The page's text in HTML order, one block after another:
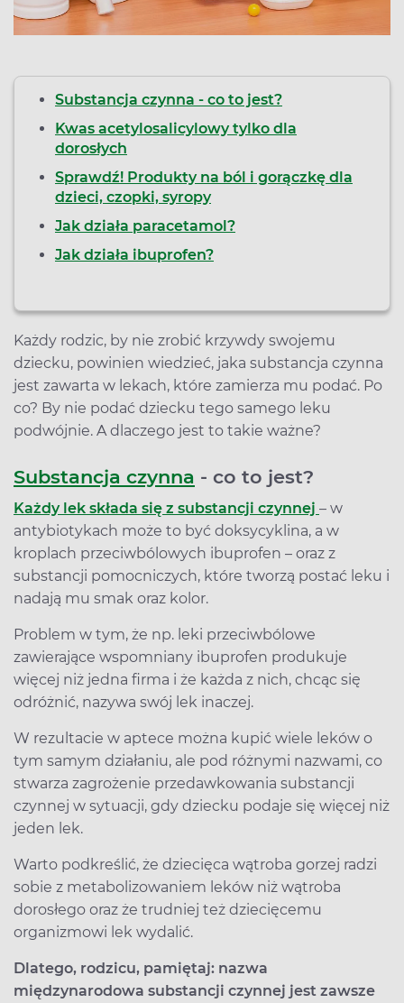
Substancja czynna - co to jest?
Kwas acetylosalicylowy tylko dla
dorosłych
Sprawdź! Produkty na ból i gorączkę dla
dzieci, czopki, syropy
Jak działa paracetamol?
Jak działa ibuprofen?
Każdy rodzic, by nie zrobić krzywdy swojemu
dziecku, powinien wiedzieć, jaka substancja czynna
jest zawarta w lekach, które zamierza mu podać. Po
co? By nie podać dziecku tego samego leku
podwójnie. A dlaczego jest to takie ważne?
Substancja czynna - co to jest?
Każdy lek składa się z substancji czynnej – w
antybiotykach może to być doksycyklina, a w
kroplach przeciwbólowych ibuprofen – oraz z
substancji pomocniczych, które tworzą postać leku i
nadają mu smak oraz kolor.
Problem w tym, że np. leki przeciwbólowe
zawierające wspomniany ibuprofen produkuje
więcej niż jedna firma i że każda z nich, chcąc się
odróżnić, nazywa swój lek inaczej.
W rezultacie w aptece można kupić wiele leków o
tym samym działaniu, ale pod różnymi nazwami, co
stwarza zagrożenie przedawkowania substancji
czynnej w sytuacji, gdy dziecku podaje się więcej niż
jeden lek.
Warto podkreślić, że dziecięca wątroba gorzej radzi
sobie z metabolizowaniem leków niż wątroba
dorosłego oraz że trudniej też dziecięcemu
organizmowi lek wydalić.
Dlatego, rodzicu, pamiętaj: nazwa
międzynarodowa substancji czynnej jest zawsze